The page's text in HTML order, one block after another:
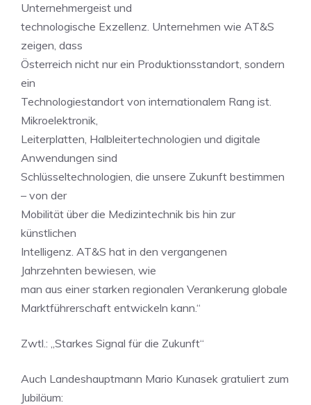
Unternehmergeist und
technologische Exzellenz. Unternehmen wie AT&S
zeigen, dass
Österreich nicht nur ein Produktionsstandort, sondern
ein
Technologiestandort von internationalem Rang ist.
Mikroelektronik,
Leiterplatten, Halbleitertechnologien und digitale
Anwendungen sind
Schlüsseltechnologien, die unsere Zukunft bestimmen
– von der
Mobilität über die Medizintechnik bis hin zur
künstlichen
Intelligenz. AT&S hat in den vergangenen
Jahrzehnten bewiesen, wie
man aus einer starken regionalen Verankerung globale
Marktführerschaft entwickeln kann.“
Zwtl.: „Starkes Signal für die Zukunft“
Auch Landeshauptmann Mario Kunasek gratuliert zum
Jubiläum: